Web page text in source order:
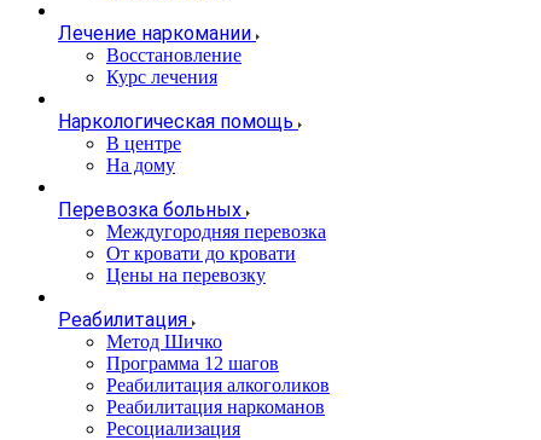
Лечение наркомании
Восстановление
Курс лечения
Наркологическая помощь
В центре
На дому
Перевозка больных
Междугородняя перевозка
От кровати до кровати
Цены на перевозку
Реабилитация
Метод Шичко
Программа 12 шагов
Реабилитация алкоголиков
Реабилитация наркоманов
Ресоциализация